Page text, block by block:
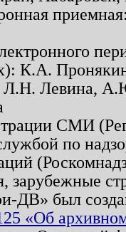
К.А.
Левина,
СМИ
по
зарубежные
ДВ» был
«Об